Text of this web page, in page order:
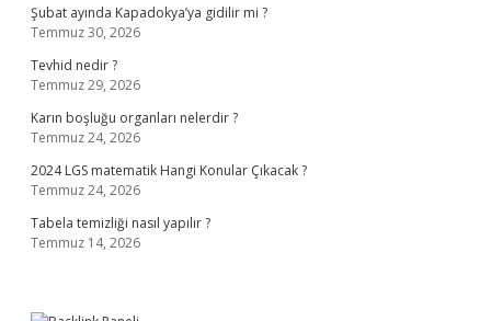
Şubat ayında Kapadokya’ya gidilir mi ?
Temmuz 30, 2026
Tevhid nedir ?
Temmuz 29, 2026
Karın boşluğu organları nelerdir ?
Temmuz 24, 2026
2024 LGS matematik Hangi Konular Çıkacak ?
Temmuz 24, 2026
Tabela temizliği nasıl yapılır ?
Temmuz 14, 2026